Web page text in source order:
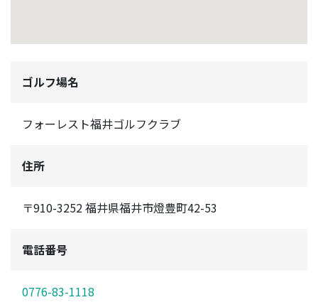
ゴルフ場名
フォーレスト福井ゴルフクラブ
住所
〒910-3252 福井県福井市燈豊町42-53
電話番号
0776-83-1118